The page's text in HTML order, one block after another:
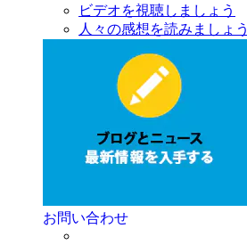
ビデオを視聴しましょう
人々の感想を読みましょう
お問い合わせ